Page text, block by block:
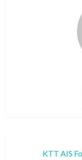
KTT AIS